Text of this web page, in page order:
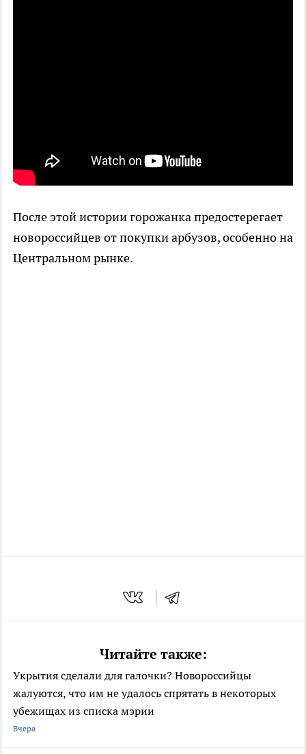
После этой истории горожанка предостерегает
новороссийцев от покупки арбузов, особенно на
Центральном рынке.
Читайте также:
Укрытия сделали для галочки? Новороссийцы
жалуются, что им не удалось спрятать в некоторых
убежищах из списка мэрии
Вчера